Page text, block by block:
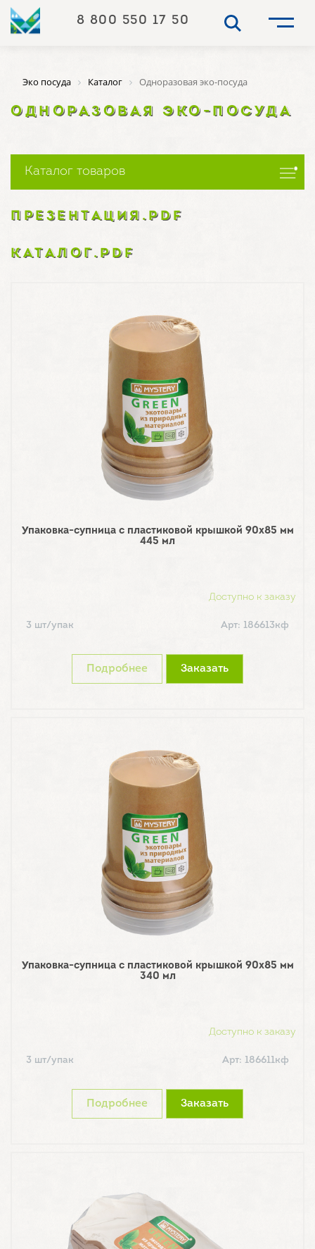
8 800 550 17 50
Эко посуда Каталог Одноразовая эко-посуда
ОДНОРАЗОВАЯ ЭКО-ПОСУДА
Каталог товаров
ПРЕЗЕНТАЦИЯ.PDF
КАТАЛОГ.PDF
Упаковка-супница с пластиковой крышкой 90х85 мм
445 мл
Доступно к заказу
3 шт/упак Арт: 186613кф
Подробнее Заказать
Упаковка-супница с пластиковой крышкой 90х85 мм
340 мл
Доступно к заказу
3 шт/упак Арт: 186611кф
Подробнее Заказать